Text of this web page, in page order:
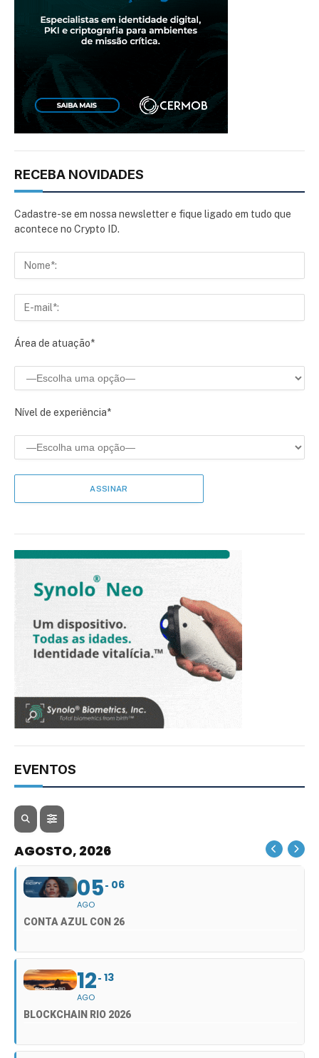
RECEBA NOVIDADES
Cadastre-se em nossa newsletter e fique ligado em tudo que
acontece no Crypto ID.
Área de atuação*
Nível de experiência*
EVENTOS
AGOSTO, 2026
05
AGO
06
CONTA AZUL CON 26
12
AGO
13
BLOCKCHAIN RIO 2026